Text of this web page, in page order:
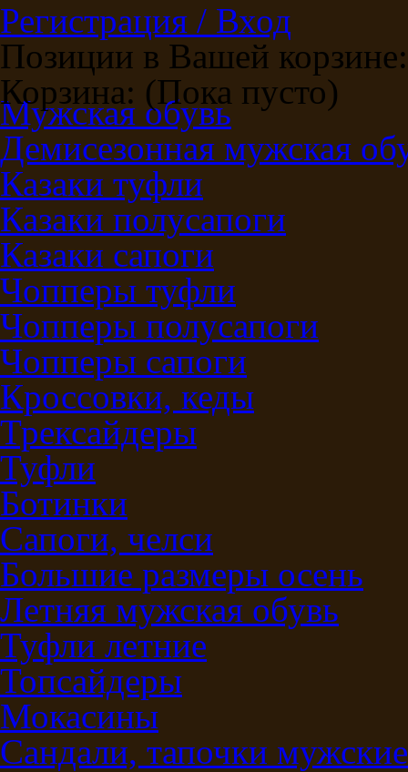
Регистрация / Вход
Позиции в Вашей корзине:
Корзина: (Пока пусто)
Мужская обувь
Демисезонная мужская
Казаки туфли
Казаки полусапоги
Казаки сапоги
Чопперы туфли
Чопперы полусапоги
Чопперы сапоги
Кроссовки, кеды
Трексайдеры
Туфли
Ботинки
Сапоги, челси
Большие размеры осень
Летняя мужская обувь
Туфли летние
Топсайдеры
Мокасины
Сандали, тапочки мужские